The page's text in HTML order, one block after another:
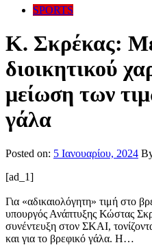
SPORTS
Κ. Σκρέκας:
διοικητικού
μείωση των
γάλα
Posted on: 5 Ιανουαρίου, 2024
[ad_1]
Για «αδικαιολόγητη» τιμή στο
υπουργός Ανάπτυξης Κώστας
συνέντευξη στον ΣΚΑΙ,
και για το βρεφικό γάλα. Η…